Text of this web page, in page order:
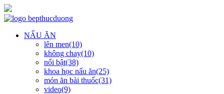
NẤU ĂN
lên men(10)
không chay(10)
nổi bật(38)
khoa học nấu ăn(25)
món ăn bài thuốc(31)
video(9)